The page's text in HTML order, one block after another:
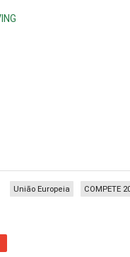
COMPETE
União Europeia